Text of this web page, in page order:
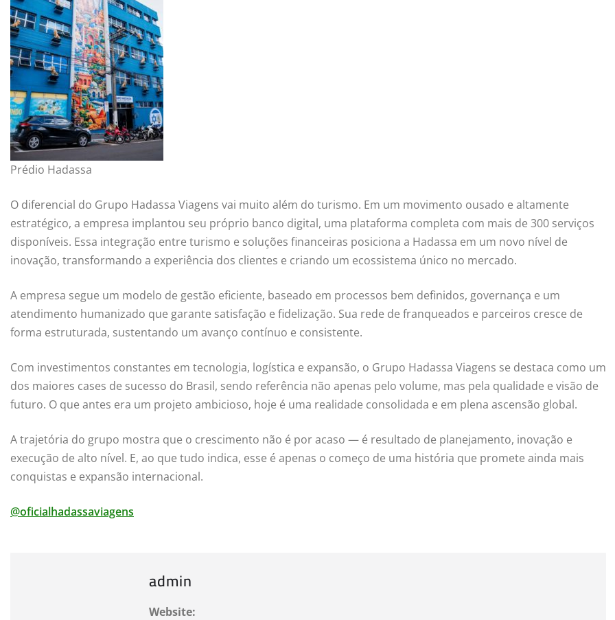
Prédio Hadassa
O diferencial do Grupo Hadassa Viagens vai muito além do turismo. Em um movimento ousado e altamente
estratégico, a empresa implantou seu próprio banco digital, uma plataforma completa com mais de 300 serviços
disponíveis. Essa integração entre turismo e soluções financeiras posiciona a Hadassa em um novo nível de
inovação, transformando a experiência dos clientes e criando um ecossistema único no mercado.
A empresa segue um modelo de gestão eficiente, baseado em processos bem definidos, governança e um
atendimento humanizado que garante satisfação e fidelização. Sua rede de franqueados e parceiros cresce de
forma estruturada, sustentando um avanço contínuo e consistente.
Com investimentos constantes em tecnologia, logística e expansão, o Grupo Hadassa Viagens se destaca como um
dos maiores cases de sucesso do Brasil, sendo referência não apenas pelo volume, mas pela qualidade e visão de
futuro. O que antes era um projeto ambicioso, hoje é uma realidade consolidada e em plena ascensão global.
A trajetória do grupo mostra que o crescimento não é por acaso — é resultado de planejamento, inovação e
execução de alto nível. E, ao que tudo indica, esse é apenas o começo de uma história que promete ainda mais
conquistas e expansão internacional.
@oficialhadassaviagens
admin
Website: